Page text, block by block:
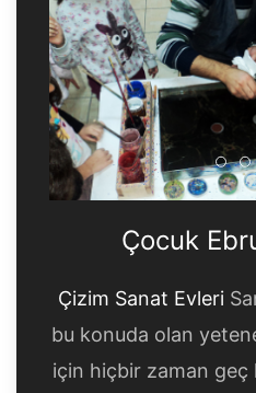
Çocuk
Çizim Sanat Evleri
bu konuda olan
için hiçbir zaman geç